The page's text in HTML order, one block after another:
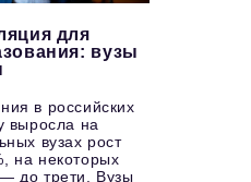
для
вузы
в российских
выросла на
вузах рост
на некоторых
до трети. Вузы